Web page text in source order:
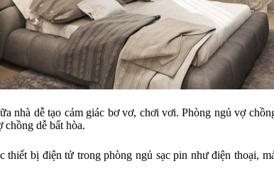
nhà dễ tạo cảm giác bơ vơ, chơi vơi. Phòng ngủ vợ
dễ bất hòa.
thiết bị điện tử trong phòng ngủ sạc pin như điện